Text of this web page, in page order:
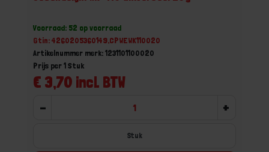
Voorraad: 52 op voorraad
Gtin: 4260205360149,CPWEWK110020
Artikelnummer merk: 1231101100020
€ 3,70 incl. BTW
Prijs per 1 Stuk
- +
Stuk